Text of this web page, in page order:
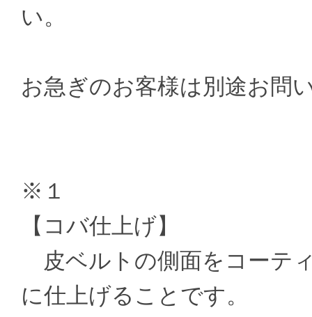
い。
お急ぎのお客様は別途お問
※１
【コバ仕上げ】
皮ベルトの側面をコーテ
に仕上げることです。